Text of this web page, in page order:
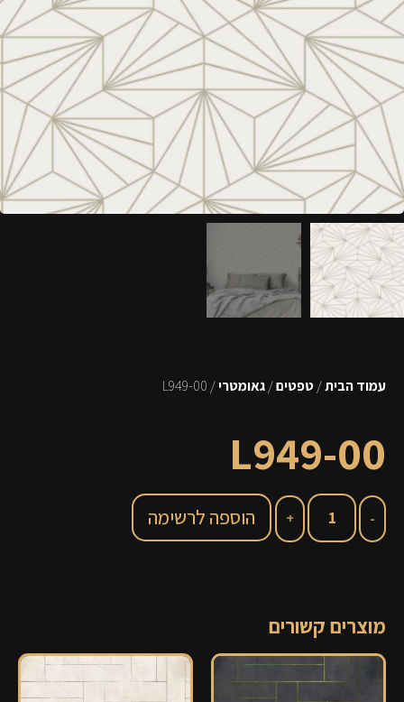
עמוד הבית/טפטים/גאומטרי/ L949-00
L949-00
הוספה לרשימה
מוצרים קשורים